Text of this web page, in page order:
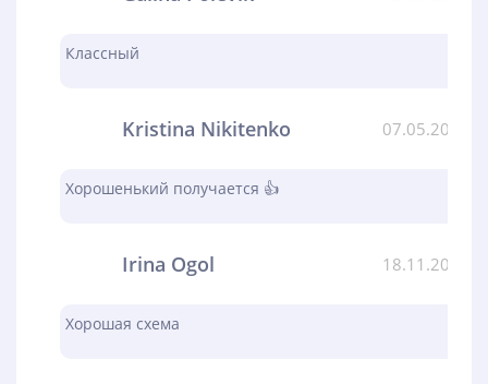
Классный
Kristina Nikitenko 07.05.2024
Хорошенький получается 👍
Irina Ogol 18.11.2023
Хорошая схема